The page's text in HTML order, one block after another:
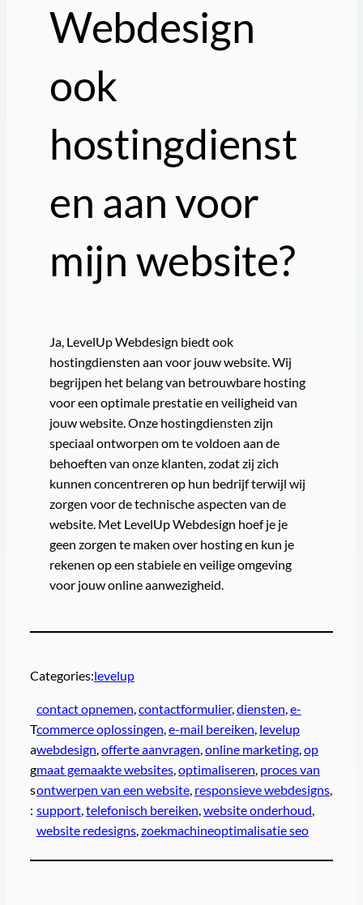
Webdesign
ook
hostingdienst
en aan voor
mijn website?
Ja, LevelUp Webdesign biedt ook
hostingdiensten aan voor jouw website. Wij
begrijpen het belang van betrouwbare hosting
voor een optimale prestatie en veiligheid van
jouw website. Onze hostingdiensten zijn
speciaal ontworpen om te voldoen aan de
behoeften van onze klanten, zodat zij zich
kunnen concentreren op hun bedrijf terwijl wij
zorgen voor de technische aspecten van de
website. Met LevelUp Webdesign hoef je je
geen zorgen te maken over hosting en kun je
rekenen op een stabiele en veilige omgeving
voor jouw online aanwezigheid.
Categories:levelup
T
a
g
s
:
contact opnemen, contactformulier, diensten, e-
commerce oplossingen, e-mail bereiken, levelup
webdesign, offerte aanvragen, online marketing, op
maat gemaakte websites, optimaliseren, proces van
ontwerpen van een website, responsieve webdesigns,
support, telefonisch bereiken, website onderhoud,
website redesigns, zoekmachineoptimalisatie seo